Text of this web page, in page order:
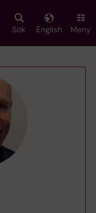
Sök English Meny